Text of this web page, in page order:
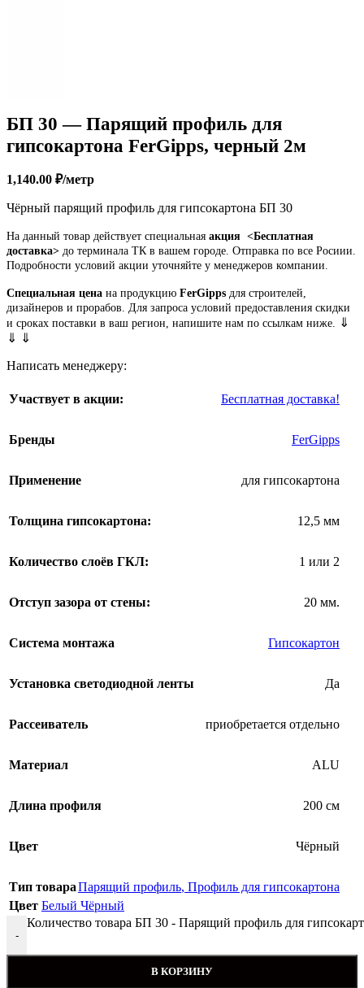
БП 30 — Парящий профиль для
гипсокартона FerGipps, черный 2м
1,140.00 ₽/метр
Чёрный парящий профиль для гипсокартона БП 30
На данный товар действует специальная акция <Бесплатная
доставка> до терминала ТК в вашем городе. Отправка по все Росиии.
Подробности условий акции уточняйте у менеджеров компании.
Специальная цена на продукцию FerGipps для строителей,
дизайнеров и прорабов. Для запроса условий предоставления скидки
и сроках поставки в ваш регион, напишите нам по ссылкам ниже. ⇓
⇓ ⇓
Написать менеджеру:
Участвует в акции: Бесплатная доставка!
Бренды FerGipps
Применение для гипсокартона
Толщина гипсокартона: 12,5 мм
Количество слоёв ГКЛ: 1 или 2
Отступ зазора от стены: 20 мм.
Система монтажа Гипсокартон
Установка светодиодной ленты Да
Рассеиватель приобретается отдельно
Материал ALU
Длина профиля 200 см
Цвет Чёрный
Тип товараПарящий профиль, Профиль для гипсокартона
Цвет Белый Чёрный
-
Количество товара БП 30 - Парящий профиль для
В КОРЗИНУ